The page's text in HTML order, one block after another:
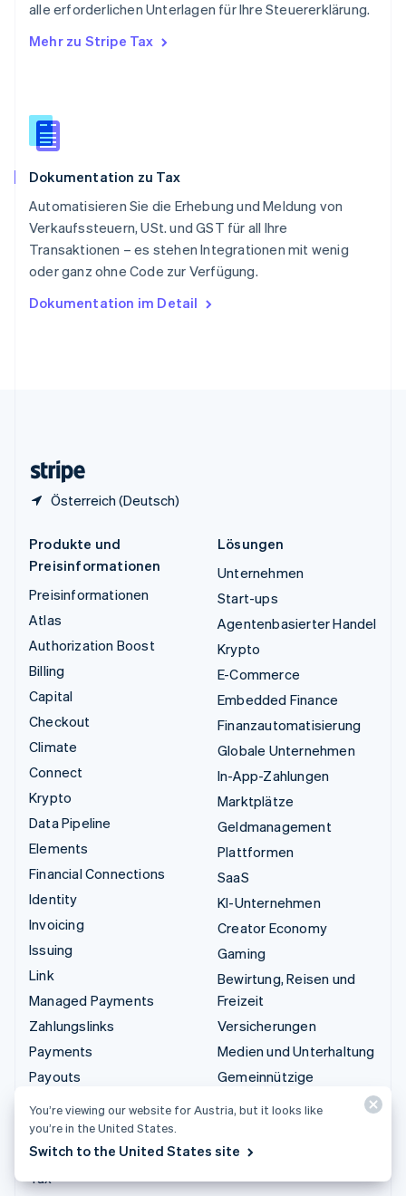
alle erforderlichen Unterlagen für Ihre Steuererklärung.
Mehr zu Stripe Tax
Dokumentation zu Tax
Automatisieren Sie die Erhebung und Meldung von
Verkaufssteuern, USt. und GST für all Ihre
Transaktionen – es stehen Integrationen mit wenig
oder ganz ohne Code zur Verfügung.
Dokumentation im Detail
Österreich (Deutsch)
Singapur
Slowakei
Sonderverwaltungsregion Hongkong,
China
Spanien
EspañolEnglish
Thailand
Tschechische Republik
English
English
Produkte und
Preisinformationen
Preisinformationen
Atlas
Authorization Boost
Billing
Capital
Checkout
Climate
Connect
Krypto
Data Pipeline
Elements
Financial Connections
Identity
Invoicing
Issuing
Link
Managed Payments
Zahlungslinks
Payments
Payouts
Revenue Recognition
Stripe Sigma
Tax
Lösungen
Unternehmen
Start-ups
Agentenbasierter Handel
Krypto
E-Commerce
Embedded Finance
Finanzautomatisierung
Globale Unternehmen
In-App-Zahlungen
Marktplätze
Geldmanagement
Plattformen
SaaS
KI-Unternehmen
Creator Economy
Gaming
Bewirtung, Reisen und
Freizeit
Versicherungen
Medien und Unterhaltung
Gemeinnützige
Öffentlicher Sektor
You’re viewing our website for Austria, but it looks like
you’re in the United States.
Switch to the United States site